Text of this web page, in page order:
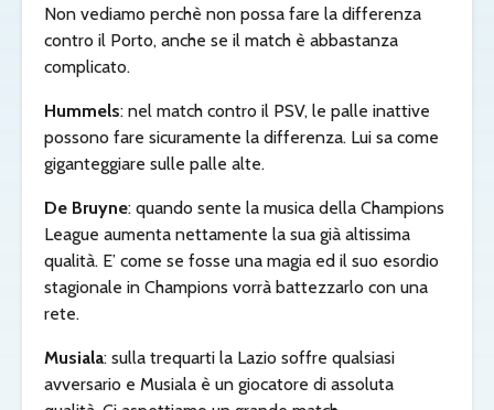
Non vediamo perchè non possa fare la differenza
contro il Porto, anche se il match è abbastanza
complicato.
Hummels: nel match contro il PSV, le palle inattive
possono fare sicuramente la differenza. Lui sa come
giganteggiare sulle palle alte.
De Bruyne: quando sente la musica della Champions
League aumenta nettamente la sua già altissima
qualità. E’ come se fosse una magia ed il suo esordio
stagionale in Champions vorrà battezzarlo con una
rete.
Musiala: sulla trequarti la Lazio soffre qualsiasi
avversario e Musiala è un giocatore di assoluta